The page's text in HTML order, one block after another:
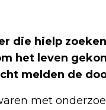
die hielp
het leven
melden de
met